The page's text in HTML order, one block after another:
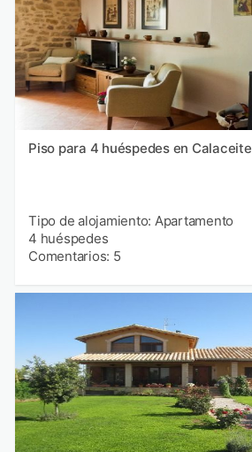
Piso para 4 huéspedes en Calaceite
Tipo de alojamiento: Apartamento
4 huéspedes
Comentarios: 5